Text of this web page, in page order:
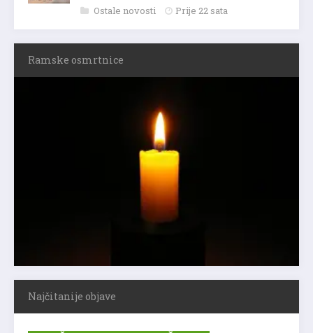
Ostale novosti Prije 22 sata
Ramske osmrtnice
Najčitanije objave